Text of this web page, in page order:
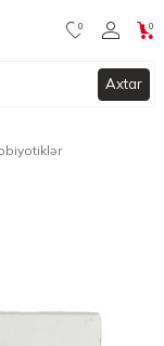
Axtar
0 0